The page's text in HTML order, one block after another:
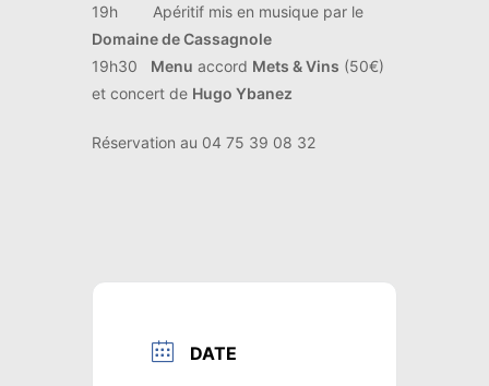
19h Apéritif mis en musique par le
Domaine de Cassagnole
19h30 Menu accord Mets & Vins (50€)
et concert de Hugo Ybanez
Réservation au 04 75 39 08 32
DATE